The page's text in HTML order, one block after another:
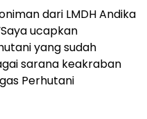
dari LMDH Andika
ucapkan
yang sudah
sarana keakraban
Perhutani